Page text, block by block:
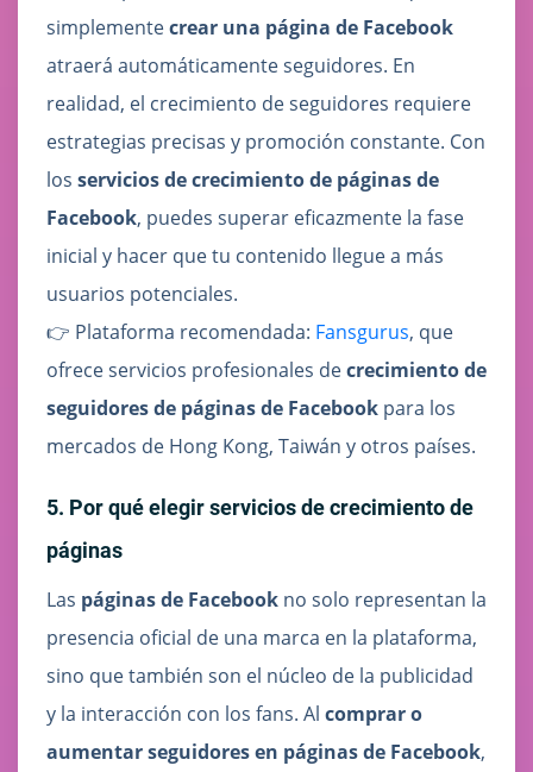
simplementecrear una página de Facebook
atraerá automáticamente seguidores. En
realidad, el crecimiento de seguidores requiere
estrategias precisas y promoción constante. Con
los servicios de crecimiento de páginas de
Facebook, puedes superar eficazmente la fase
inicial y hacer que tu contenido llegue a más
usuarios potenciales.
👉 Plataforma recomendada: Fansgurus, que
ofrece servicios profesionales decrecimiento de
seguidores de páginas de Facebook para los
mercados de Hong Kong, Taiwán y otros países.
5. Por qué elegir servicios de crecimiento de
páginas
Las páginas de Facebook no solo representan la
presencia oficial de una marca en la plataforma,
sino que también son el núcleo de la publicidad
y la interacción con los fans. Al comprar o
aumentar seguidores en páginas de Facebook,